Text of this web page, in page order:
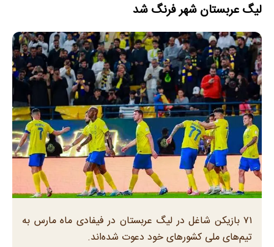
لیگ عربستان شهر فرنگ شد
۷۱ بازیکن شاغل در لیگ عربستان در فیفادی ماه مارس به
تیم‌های ملی کشور‌های خود دعوت شده‌اند.